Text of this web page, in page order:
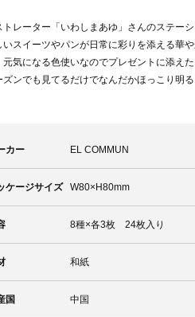
トレーター「いわしまあゆ」さんのステーシ
いスイーツやパンが日常に彩りを添える華
元気になる色使いなのでプレゼントに添え
ズンでも見てるだけでなんだかほっこり明
カー EL COMMUN
ケージサイズ W80×H80mm
8種×各3枚 24枚入り
和紙
国 中国